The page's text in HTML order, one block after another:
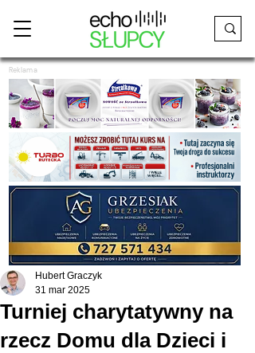
Reklama
Turniej charytatywny na
rzecz Domu dla Dzieci i
Hubert Graczyk
31 mar 2025